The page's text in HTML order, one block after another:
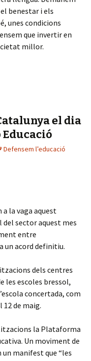
benestar i els
unes condicions
que invertir en
millor.
el dia
Educació
Defensem l’educació
la vaga aquest
del sector aquest mes
entre
un acord definitiu.
dels centres
les escoles bressol,
concertada, com
12 de maig.
la Plataforma
Un moviment de
un manifest que “les